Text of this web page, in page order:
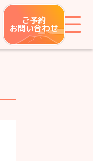
ご予約
お問い合わせ